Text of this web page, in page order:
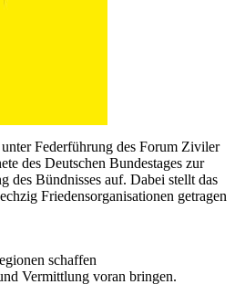
unter Federführung des Forum Ziviler
des Deutschen Bundestages zur
des Bündnisses auf. Dabei stellt das
Friedensorganisationen getragen
schaffen
Vermittlung voran bringen.